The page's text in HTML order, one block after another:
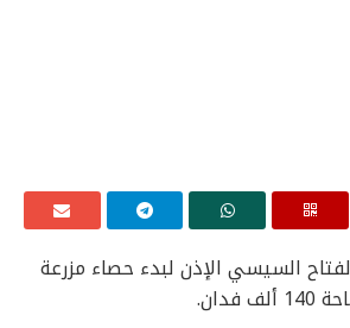
السيسي الإذن لبدء حصاء مزرعة